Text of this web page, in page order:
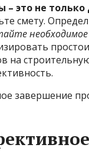
– это не только
смету.
на
завершение